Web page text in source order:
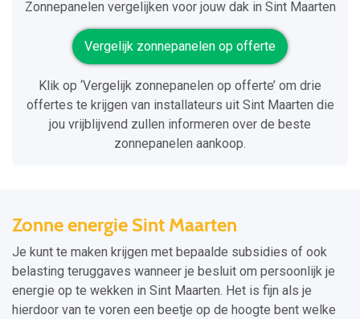
Zonnepanelen vergelijken voor jouw dak in Sint Maarten
Vergelijk zonnepanelen op offerte
Klik op ‘Vergelijk zonnepanelen op offerte’ om drie
offertes te krijgen van installateurs uit Sint Maarten die
jou vrijblijvend zullen informeren over de beste
zonnepanelen aankoop.
Zonne energie Sint Maarten
Je kunt te maken krijgen met bepaalde subsidies of ook
belasting teruggaves wanneer je besluit om persoonlijk je
energie op te wekken in Sint Maarten. Het is fijn als je
hierdoor van te voren een beetje op de hoogte bent welke